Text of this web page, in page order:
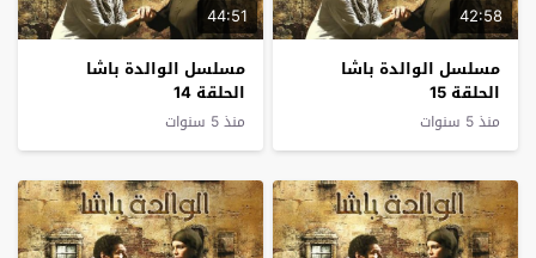
42:58
مسلسل الوالدة باشا
الحلقة 15
منذ 5 سنوات
44:51
مسلسل الوالدة باشا
الحلقة 14
منذ 5 سنوات